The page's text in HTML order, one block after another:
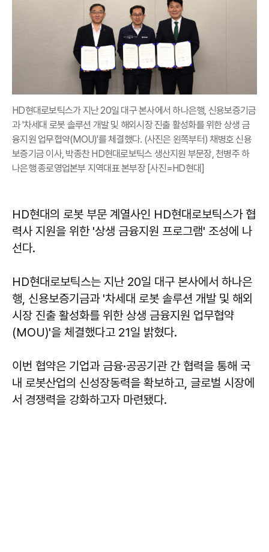
HD현대로보틱스가 지난 20일 대구 본사에서 하나은행, 신용보증기금
과 '차세대 로봇 솔루션 개발 및 해외시장 진출 활성화를 위한 상생 금
융지원 업무협약(MOU)'를 체결했다. (사진은 왼쪽부터) 채병호 신용
보증기금 이사, 박종찬 HD현대로보틱스 생산지원 부문장, 천병주 하
나은행 종로영업본부 지역대표 본부장 [사진=HD현대]
HD현대의 로봇 부문 계열사인 HD현대로보틱스가 협
력사 지원을 위한 '상생 금융지원 프로그램' 조성에 나
선다.
HD현대로보틱스는 지난 20일 대구 본사에서 하나은
행, 신용보증기금과 '차세대 로봇 솔루션 개발 및 해외
시장 진출 활성화를 위한 상생 금융지원 업무협약
(MOU)'을 체결했다고 21일 밝혔다.
이번 협약은 기업과 금융·공공기관 간 협력을 통해 국
내 로봇산업의 신성장동력을 확보하고, 글로벌 시장에
서 경쟁력을 강화하고자 마련됐다.